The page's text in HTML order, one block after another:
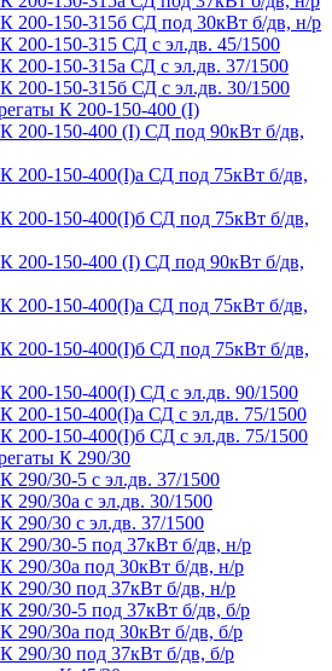
200-150-315б СД под 30кВт б/дв, н/р
200-150-315 СД с эл.дв. 45/1500
200-150-315а СД с эл.дв. 37/1500
200-150-315б СД с эл.дв. 30/1500
К 200-150-400 (I)
200-150-400 (I) СД под 90кВт б/дв,
200-150-400(I)а СД под 75кВт б/дв,
200-150-400(I)б СД под 75кВт б/дв,
200-150-400 (I) СД под 90кВт б/дв,
200-150-400(I)а СД под 75кВт б/дв,
200-150-400(I)б СД под 75кВт б/дв,
200-150-400(I) СД с эл.дв. 90/1500
200-150-400(I)а СД с эл.дв. 75/1500
200-150-400(I)б СД с эл.дв. 75/1500
К 290/30
290/30-5 с эл.дв. 37/1500
290/30а с эл.дв. 30/1500
290/30 с эл.дв. 37/1500
290/30-5 под 37кВт б/дв, н/р
290/30а под 30кВт б/дв, н/р
290/30 под 37кВт б/дв, н/р
290/30-5 под 37кВт б/дв, б/р
290/30а под 30кВт б/дв, б/р
290/30 под 37кВт б/дв, б/р